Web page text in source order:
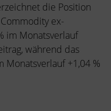
die Position
ex-
im Monatsverlauf
während das
Monatsverlauf +1,04 %